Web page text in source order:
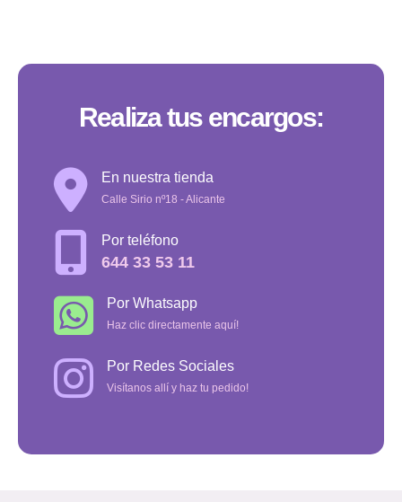
Realiza tus encargos:
En nuestra tienda
Calle Sirio nº18 - Alicante
Por teléfono
644 33 53 11
Por Whatsapp
Haz clic directamente aquí!
Por Redes Sociales
Visítanos allí y haz tu pedido!